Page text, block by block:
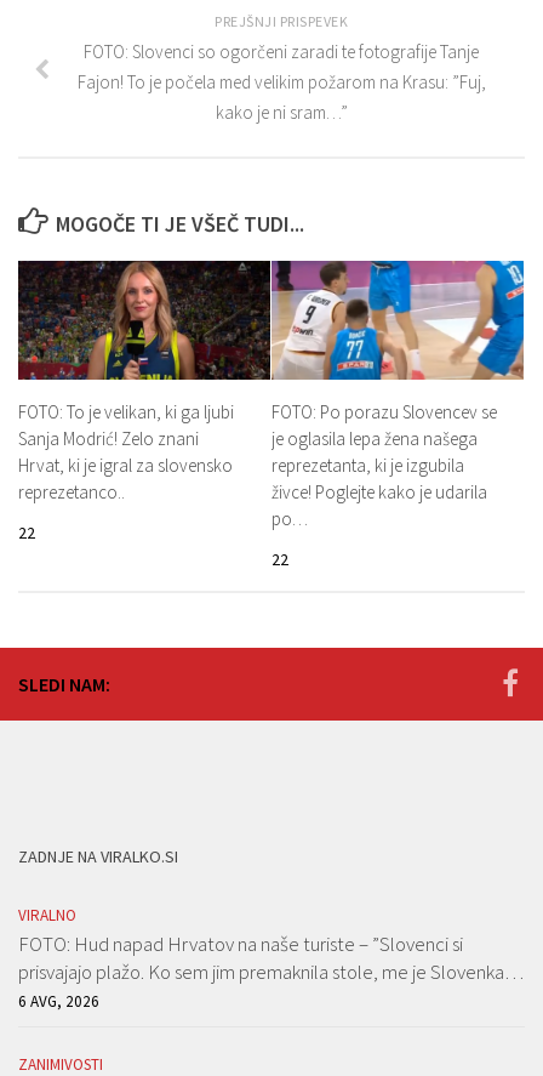
PREJŠNJI PRISPEVEK
FOTO: Slovenci so ogorčeni zaradi te fotografije Tanje
Fajon! To je počela med velikim požarom na Krasu: ”Fuj,
kako je ni sram…”
MOGOČE TI JE VŠEČ TUDI...
FOTO: To je velikan, ki ga ljubi
Sanja Modrić! Zelo znani
Hrvat, ki je igral za slovensko
reprezetanco..
22
FOTO: Po porazu Slovencev se
je oglasila lepa žena našega
reprezetanta, ki je izgubila
živce! Poglejte kako je udarila
po…
22
SLEDI NAM:
ZADNJE NA VIRALKO.SI
VIRALNO
FOTO: Hud napad Hrvatov na naše turiste – ”Slovenci si
prisvajajo plažo. Ko sem jim premaknila stole, me je Slovenka…
6 AVG, 2026
ZANIMIVOSTI